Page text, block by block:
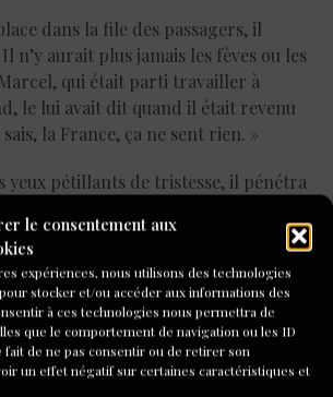
le consentement aux
expériences, nous utilisons des technologies
stocker et/ou accéder aux informations des
à ces technologies nous permettra de
que le comportement de navigation ou les ID
fait de ne pas consentir ou de retirer son
un effet négatif sur certaines caractéristiques et
dans la file des passagers, il
n’y aurait plus jamais les fèves ou les
qui était parti travailler à
le lui avait dit quand il était revenu
la France, ça ne sent rien. »
yeux pétillants de tristesse, il pénétra